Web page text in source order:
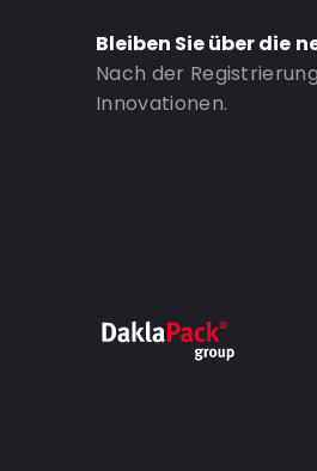
Bleiben Sie über die
Nach der
Innovationen.